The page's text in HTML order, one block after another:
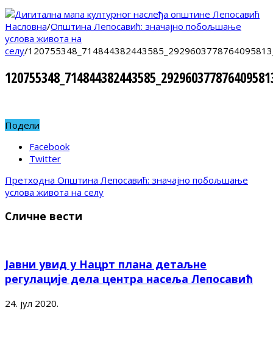
Насловна/Општина Лепосавић: значајно побољшање
услова живота на
селу/
Подели
Facebook
Twitter
Претходна Општина Лепосавић: значајно побољшање
услова живота на селу
Сличне вести
Јавни увид у Нацрт плана детаљне
регулације дела центра насеља Лепосавић
24. јул 2020.